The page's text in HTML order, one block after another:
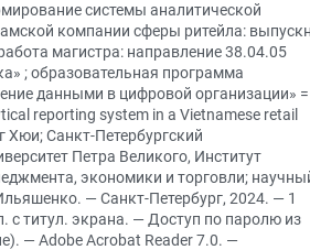
системы аналитической
компании сферы ритейла:
магистра: направление 38.04.05
; образовательная программа
данными в цифровой организации» =
reporting system in a Vietnamese retail
Хюи; Санкт-Петербургский
Петра Великого, Институт
экономики и торговли;
— Санкт-Петербург, 2024. — 1
с титул. экрана. — Доступ по паролю из
— Adobe Acrobat Reader 7.0. —